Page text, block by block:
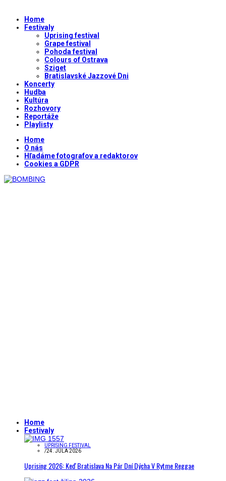
Home
Festivaly
Uprising festival
Grape festival
Pohoda festival
Colours of Ostrava
Sziget
Bratislavské Jazzové Dni
Koncerty
Hudba
Kultúra
Rozhovory
Reportáže
Playlisty
Home
O nás
Hľadáme fotografov a redaktorov
Cookies a GDPR
Home
Festivaly
UPRISING FESTIVAL
/24. JÚLA 2026
Uprising 2026: Keď Bratislava Na Pár Dní Dýcha V Rytme Reggae